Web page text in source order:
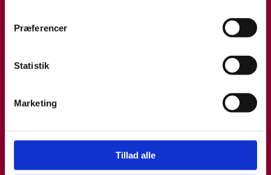
Præferencer
Statistik
Marketing
Tillad alle